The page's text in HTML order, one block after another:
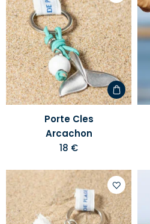
Ajouter
à
votre
liste
d'envies
Porte Cles
Arcachon
18 €
Ajouter
à